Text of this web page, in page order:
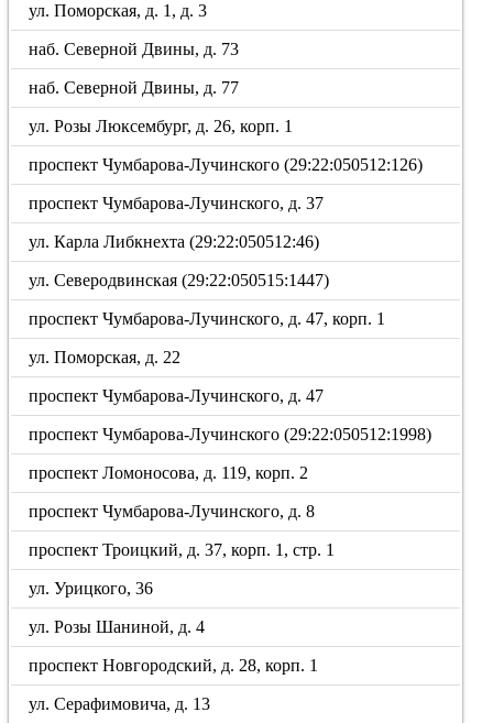
ул. Поморская, д. 1, д. 3
наб. Северной Двины, д. 73
наб. Северной Двины, д. 77
ул. Розы Люксембург, д. 26, корп. 1
проспект Чумбарова-Лучинского (29:22:050512:126)
проспект Чумбарова-Лучинского, д. 37
ул. Карла Либкнехта (29:22:050512:46)
ул. Северодвинская (29:22:050515:1447)
проспект Чумбарова-Лучинского, д. 47, корп. 1
ул. Поморская, д. 22
проспект Чумбарова-Лучинского, д. 47
проспект Чумбарова-Лучинского (29:22:050512:1998)
проспект Ломоносова, д. 119, корп. 2
проспект Чумбарова-Лучинского, д. 8
проспект Троицкий, д. 37, корп. 1, стр. 1
ул. Урицкого, 36
ул. Розы Шаниной, д. 4
проспект Новгородский, д. 28, корп. 1
ул. Серафимовича, д. 13